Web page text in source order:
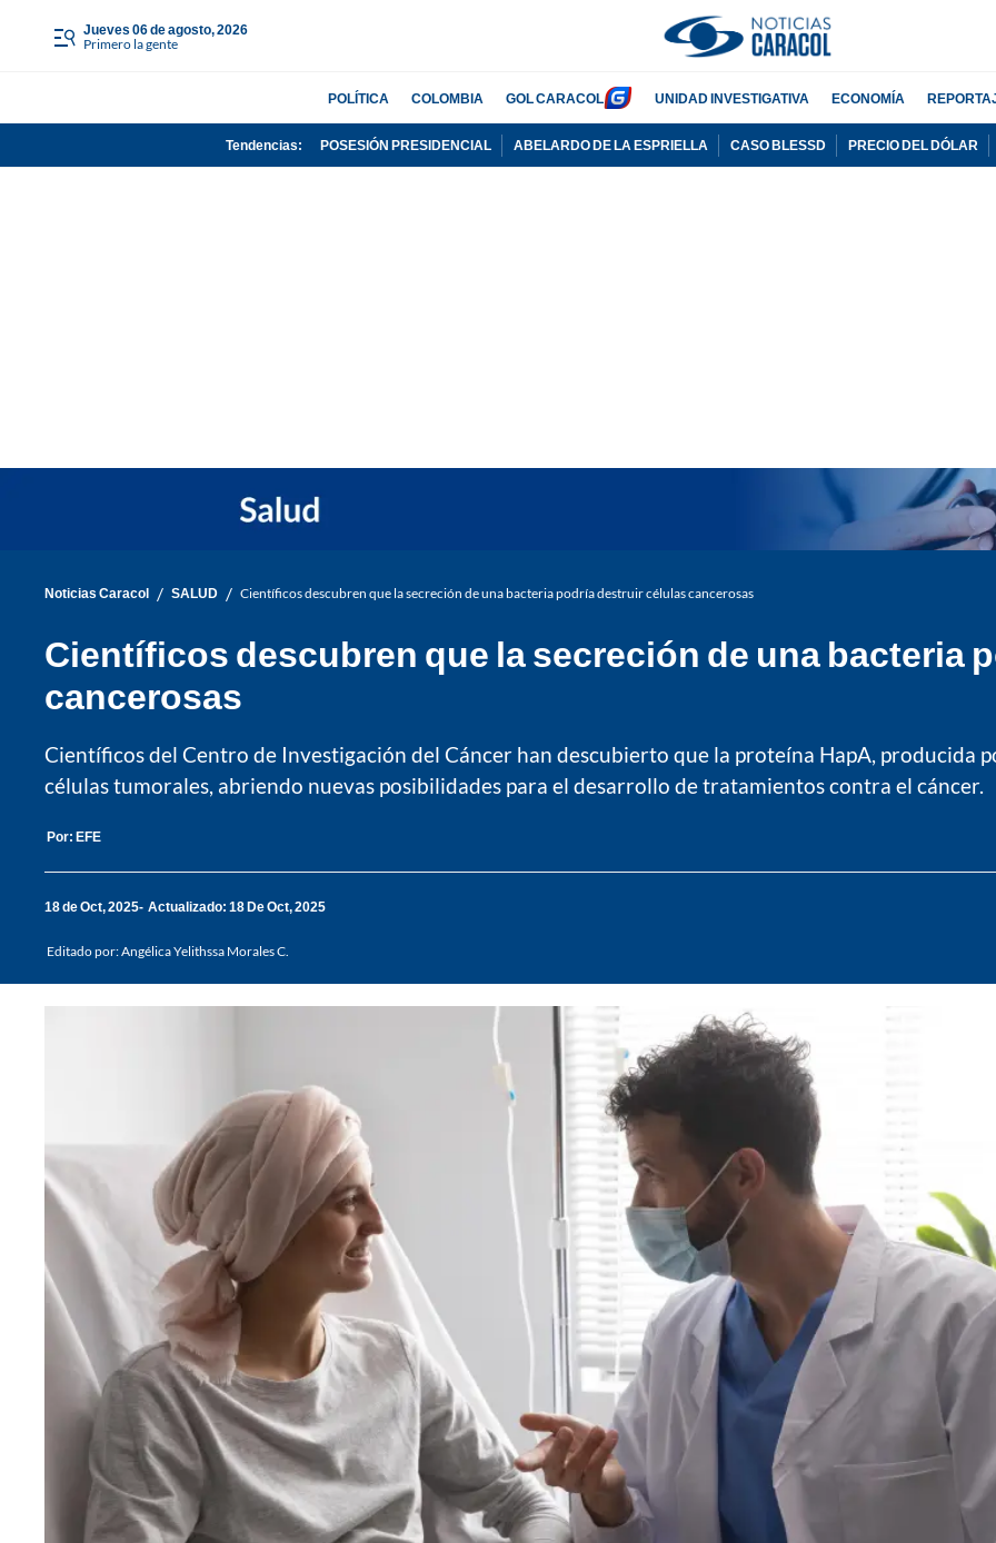
jueves 06 de agosto, 2026
Primero la gente
POLÍTICA COLOMBIA GOL CARACOL UNIDAD INVESTIGATIVA ECONOMÍA
Tendencias: POSESIÓN PRESIDENCIAL ABELARDO DE LA ESPRIELLA CASO BLESSD PRECIO DEL DÓLAR
Noticias Caracol / SALUD / Científicos descubren que la secreción de una bacteria podría destruir células cancerosas
Científicos descubren que la secreción de una bacteria
cancerosas
Científicos del Centro de Investigación del Cáncer han descubierto que la proteína HapA, producida
células tumorales, abriendo nuevas posibilidades para el desarrollo de tratamientos contra el cáncer.
Por: EFE
18 de Oct, 2025 Actualizado: 18 De Oct, 2025
Editado por:Angélica Yelithssa Morales C.